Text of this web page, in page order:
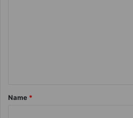
Name *